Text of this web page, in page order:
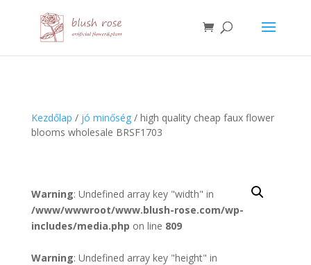
Kezdőlap / jó minőség/ high quality cheap faux flower
blooms wholesale BRSF1703
Warning: Undefined array key "width" in
/www/wwwroot/www.blush-rose.com/wp-
includes/media.php on line 809
Warning: Undefined array key "height" in